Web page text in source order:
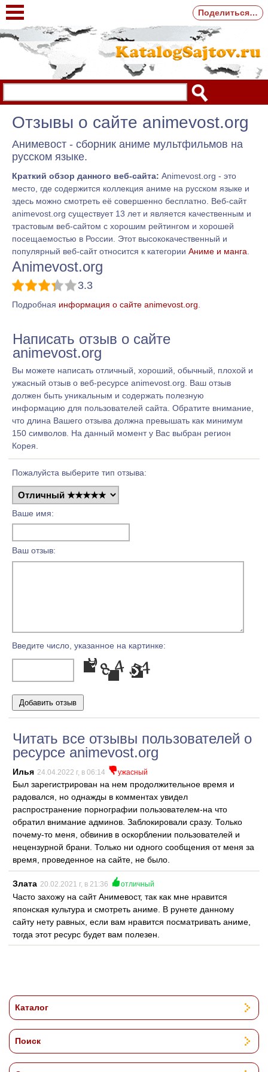
Отзывы о сайте animevost.org
Анимевост - сборник аниме мультфильмов на
русском языке.
Краткий обзор данного веб-сайта: Animevost.org - это
место, где содержится коллекция аниме на русском языке и
здесь можно смотреть её совершенно бесплатно. Веб-сайт
animevost.org существует 13 лет и является качественным и
трастовым веб-сайтом с хорошим рейтингом и хорошей
посещаемостью в России. Этот высококачественный и
популярный веб-сайт относится к категории Аниме и манга
Animevost.org
3.3
Подробная информация о сайте animevost.org
Написать отзыв о сайте
animevost.org
Вы можете написать отличный, хороший, обычный, плохой и
ужасный отзыв о веб-ресурсе animevost.org. Ваш отзыв
должен быть уникальным и содержать полезную
информацию для пользователей сайта. Обратите внимание,
что длина Вашего отзыва должна превышать как минимум
150 символов. На данный момент у Вас выбран регион
Корея.
Пожалуйста выберите тип отзыва:
Ваше имя:
Ваш отзыв:
Введите число, указанное на картинке:
Читать все отзывы пользователей о
ресурсе animevost.org
Илья 24.04.2022 г, в 06:14 ужасный
Был зарегистрирован на нем продолжительное время и
радовался, но однажды в комментах увидел
распространение порнографии пользователем-на что
обратил внимание админов. Заблокировали сразу. Только
почему-то меня, обвинив в оскорблении пользователей и
нецензурной брани. Только ни одного сообщения от меня за
время, проведенное на сайте, не было.
Злата 20.02.2021 г, в 21:36 отличный
Часто захожу на сайт Анимевост, так как мне нравится
японская культура и смотреть аниме. В рунете данному
сайту нету равных, если вам нравится посматривать аниме,
тогда этот ресурс будет вам полезен.
Каталог
Поиск
Поделиться…